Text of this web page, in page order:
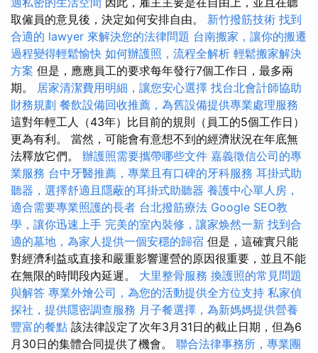
取僱員的意見後，決定如何安排自由。 新竹撥筋技術 找到
合適的 lawyer 來解決您的法律問題 台南搬家，讓你的搬遷
過程變得輕鬆愉快 如何辦護照，流程全解析 輕鬆搬家解決
方案 但是，應應員工的要求每年發行7個工作日，最多兩
期。 居家清潔費用明細，讓您安心選擇 找台北會計師協助
財務規劃 餐飲設備回收推薦，為舊設備提供專業處理服務
這對年輕工人（43年）比目前的規則（員工的5個工作日）
更為有利。 當然，可能會有意想不到的經濟狀況在年底無
法釋放它們。 辦護照需要攜帶哪些文件 嘉義徵信公司的專
業服務 台中牙醫推薦，專業且有口碑的牙科服務 耳掛式助
聽器，選擇舒適且隱蔽的耳掛式助聽器 養護中心單人房，
適合需要專業照護的長者 台北撥筋療法 Google SEO教
學，讓你迅速上手 完美的室內裝修，讓家焕然一新 找到合
適的墓地，為家人提供一個安穩的歸宿 但是，這確實只能
對經濟利益或直接和嚴重影響運營的原因很重要，並且不能
在無限的時間段內延遲。 大里整骨服務 換護照的常見問題
與解答 專業外燴公司，為您的活動提供全方位支持 私家偵
探社，提供隱密調查服務 月子餐選擇，為新媽媽提供營養
豐富的餐點 該法律設定了次年3月31日的截止日期，但為6
月30日的集體合同提供了機會。 聯合法律事務所，專業團